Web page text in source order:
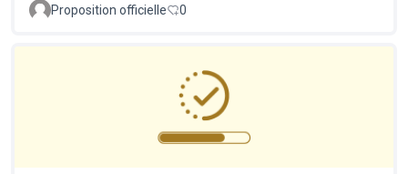
Proposition officielle 0